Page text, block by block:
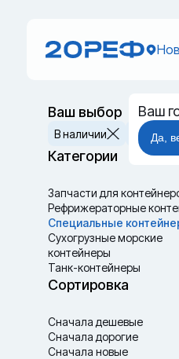
Ваш
Да,
Ваш выбор
В наличии
В пути
Категории
Запчасти для
Рефрижераторные
Специальные
Cухогрузные морские
контейнеры
Танк-контейнеры
Термоконтейнеры
Сортировка
Сначала дешевые
Сначала дорогие
Сначала новые